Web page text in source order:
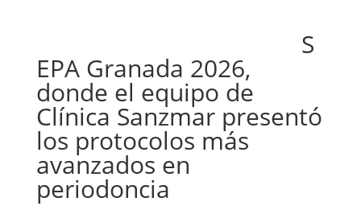
S
EPA Granada 2026,
donde el equipo de
Clínica Sanzmar presentó
los protocolos más
avanzados en
periodoncia